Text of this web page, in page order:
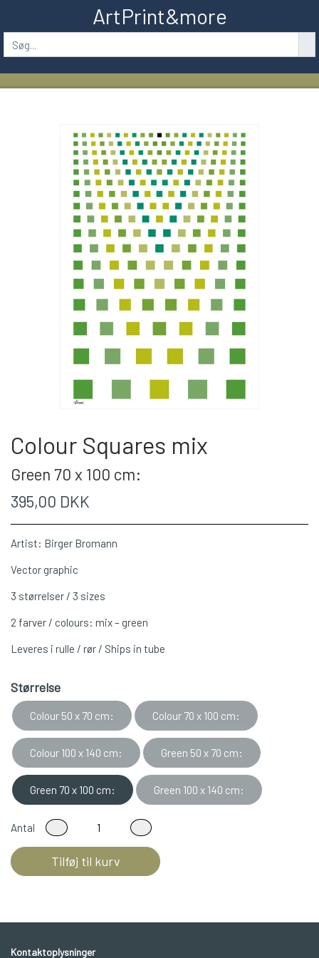
ArtPrint&more
Colour Squares mix
Green 70 x 100 cm:
395,00 DKK
Artist: Birger Bromann
Vector graphic
3 størrelser / 3 sizes
2 farver / colours: mix – green
Leveres i rulle / rør / Ships in tube
Størrelse
Colour 50 x 70 cm: Colour 70 x 100 cm:
Colour 100 x 140 cm: Green 50 x 70 cm:
Green 70 x 100 cm: Green 100 x 140 cm:
Antal
Tilføj til kurv
Kontaktoplysninger